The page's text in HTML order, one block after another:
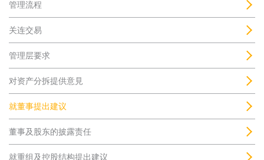
管理流程
关连交易
管理层要求
对资产分拆提供意見
就董事提出建议
董事及股东的披露责任
就重组及控股结构提出建议